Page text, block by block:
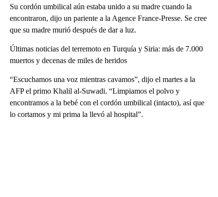
Su cordón umbilical aún estaba unido a su madre cuando la
encontraron, dijo un pariente a la Agence France-Presse. Se cree
que su madre murió después de dar a luz.
Últimas noticias del terremoto en Turquía y Siria: más de 7.000
muertos y decenas de miles de heridos
“Escuchamos una voz mientras cavamos”, dijo el martes a la
AFP el primo Khalil al-Suwadi. “Limpiamos el polvo y
encontramos a la bebé con el cordón umbilical (intacto), así que
lo cortamos y mi prima la llevó al hospital”.